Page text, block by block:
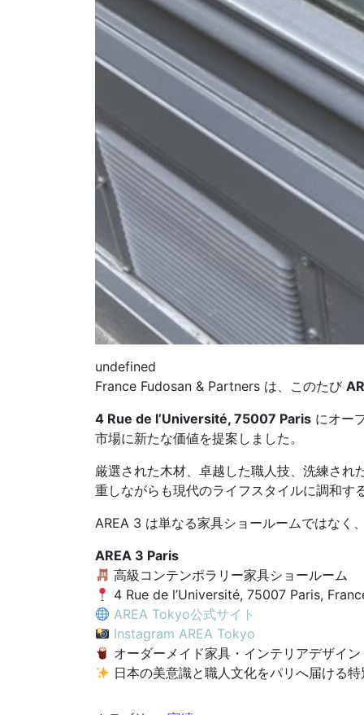
undefined
France Fudosan & Partners は、このたび
4 Rue de l’Université, 75007 Paris にオー
市場に新たな価値を提案しました。
厳選された木材、卓越した職人技、洗練さ
重しながらも現代のライフスタイルに調和す
AREA 3 は単なる家具ショールームではなく
AREA 3 Paris
高級コンテンポラリー家具ショールーム
4 Rue de l’Université, 75007 Paris,
AREA Tokyo公式サイト
Instagram AREA Tokyo
オーダーメイド家具・インテリアデザイ
日本の美意識と職人文化をパリへ届ける